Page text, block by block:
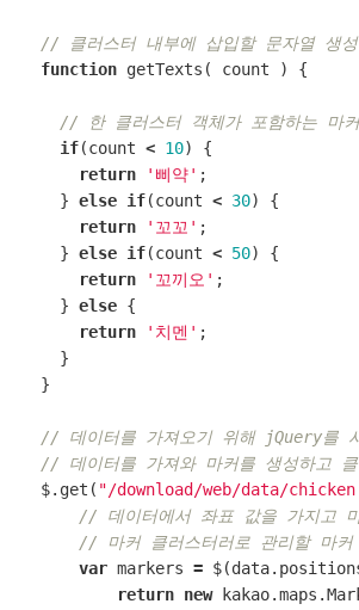
// 클러스터 내부에 삽입할 문자열 생
function getTexts ( count ) {
// 한 클러스터 객체가 포함하는 마
if(count < 10)
{
return
'삐약' ;
} else if(count < 30)
{
return
'꼬꼬' ;
} else if(count < 50)
{
return
'꼬끼오' ;
} else {
return
'치멘' ;
}
}
// 데이터를 가져오기 위해 jQuery를
// 데이터를 가져와 마커를 생성하고 클
$. get ( "/download/web/data/
// 데이터에서 좌표 값을 가지고
// 마커 클러스터러로 관리할 마
var markers = $(data.
return new kakao.maps .